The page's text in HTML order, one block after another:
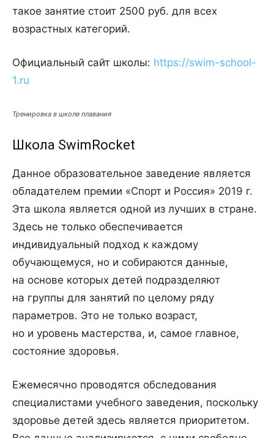
такое занятие стоит 2500 руб. для всех
возрастных категорий.
Официальный сайт школы: https://swim-school-
1.ru
Тренировка в школе плавания
Школа SwimRocket
Данное образовательное заведение является
обладателем премии «Спорт и Россия» 2019 г.
Эта школа является одной из лучших в стране.
Здесь не только обеспечивается
индивидуальный подход к каждому
обучающемуся, но и собираются данные,
на основе которых детей подразделяют
на группы для занятий по целому ряду
параметров. Это не только возраст,
но и уровень мастерства, и, самое главное,
состояние здоровья.
Ежемесячно проводятся обследования
специалистами учебного заведения, поскольку
здоровье детей здесь является приоритетом.